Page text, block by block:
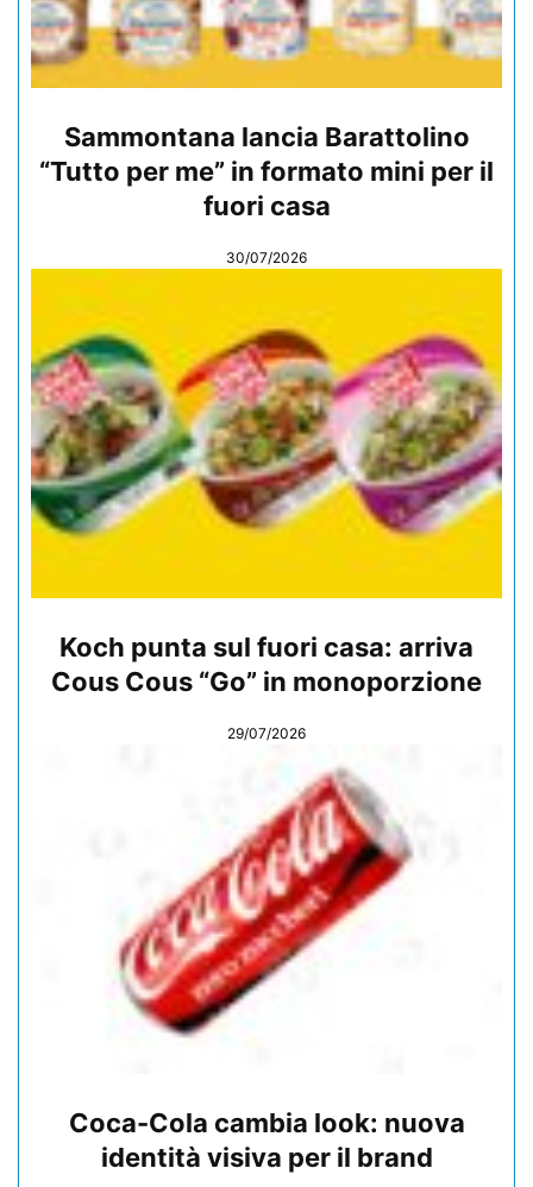
Sammontana lancia Barattolino
“Tutto per me” in formato mini per il
fuori casa
30/07/2026
Koch punta sul fuori casa: arriva
Cous Cous “Go” in monoporzione
29/07/2026
Coca-Cola cambia look: nuova
identità visiva per il brand